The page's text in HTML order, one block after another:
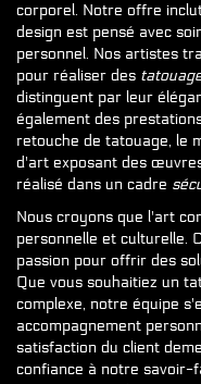
corporel. Notre offre
design est pensé avec
personnel. Nos artistes
pour réaliser des
distinguent par leur
également des
retouche de tatouage, le
d'art exposant des
réalisé dans un cadre
Nous croyons que l'art
personnelle et culturelle.
passion pour offrir des
Que vous souhaitiez un
complexe, notre équipe
accompagnement
satisfaction du client
confiance à notre savoir-